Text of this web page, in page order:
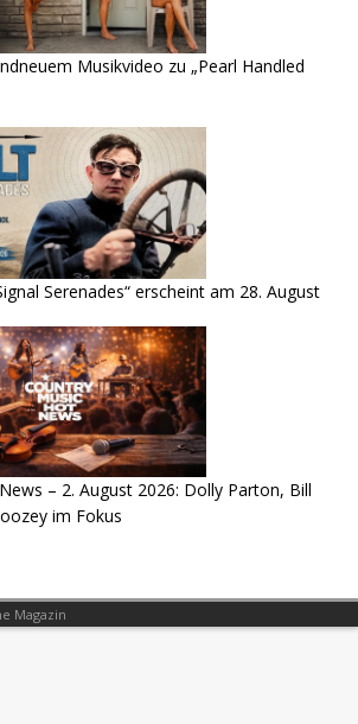
Musikvideo zu „Pearl Handled
Serenades“ erscheint am 28. August
– 2. August 2026: Dolly Parton, Bill
im Fokus
Magazin